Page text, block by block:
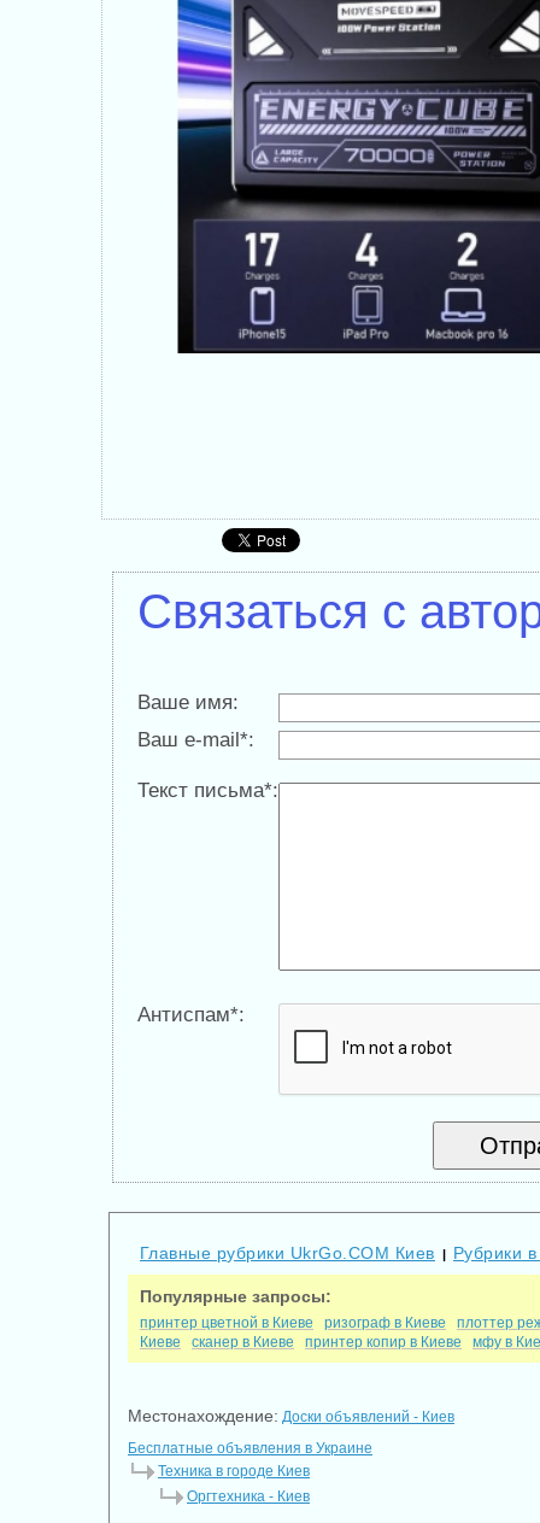
Связаться с
Ваше имя:
Ваш e-mail*:
Текст письма*:
Антиспам*:
Главные рубрики UkrGo.COM Киев | Рубрики
Популярные запросы:
принтер цветной в Киеве ризограф в Киеве
плоттер
Киеве
сканер в Киеве принтер копир в Киеве мфу в
Местонахождение: Доски объявлений - Киев
Бесплатные объявления в Украине
Техника в городе Киев
Оргтехника - Киев